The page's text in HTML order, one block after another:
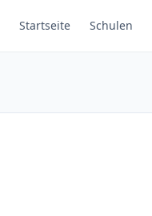
Startseite Schulen